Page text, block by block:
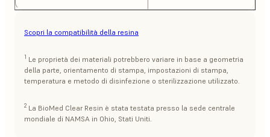
Scopri la compatibilità della resina
1 Le proprietà dei materiali potrebbero variare in base a geometria
della parte, orientamento di stampa, impostazioni di stampa,
temperatura e metodo di disinfezione o sterilizzazione utilizzato.
2 La BioMed Clear Resin è stata testata presso la sede centrale
mondiale di NAMSA in Ohio, Stati Uniti.